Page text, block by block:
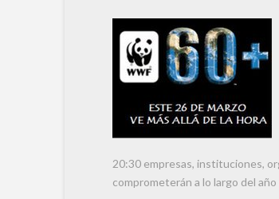
20:30 empresas, instituciones,
comprometerán a lo largo del